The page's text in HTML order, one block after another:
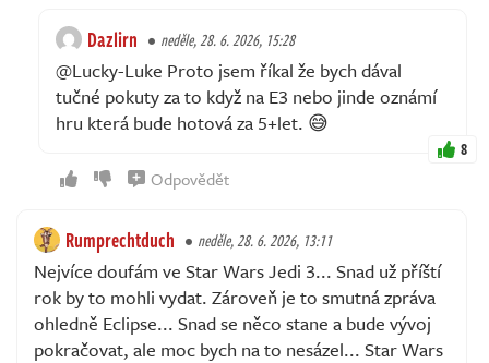
Dazlirn neděle, 28. 6. 2026, 15:28
@Lucky-Luke Proto jsem říkal že bych dával
tučné pokuty za to když na E3 nebo jinde oznámí
hru která bude hotová za 5+let. 😅
8
Odpovědět
Rumprechtduch neděle, 28. 6. 2026, 13:11
Nejvíce doufám ve Star Wars Jedi 3... Snad už příští
rok by to mohli vydat. Zároveň je to smutná zpráva
ohledně Eclipse... Snad se něco stane a bude vývoj
pokračovat, ale moc bych na to nesázel... Star Wars